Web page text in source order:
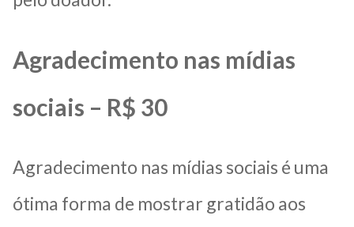
Agradecimento nas mídias
sociais – R$ 30
Agradecimento nas mídias sociais é uma
ótima forma de mostrar gratidão aos